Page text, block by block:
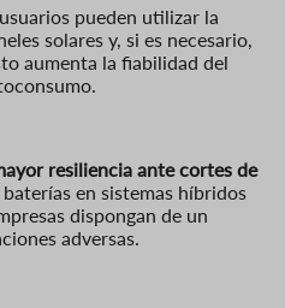
pueden utilizar la
solares y, si es necesario,
aumenta la fiabilidad del
resiliencia ante cortes de
en sistemas híbridos
dispongan de un
adversas.